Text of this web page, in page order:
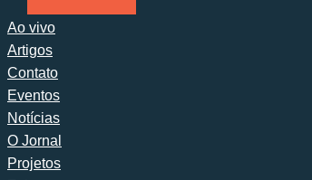
Ao vivo
Artigos
Contato
Eventos
Notícias
O Jornal
Projetos